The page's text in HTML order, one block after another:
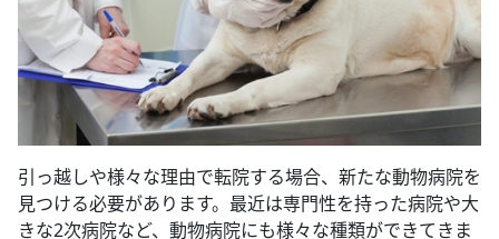
引っ越しや様々な理由で転院する場合、新たな動物病院を
見つける必要があります。最近は専門性を持った病院や大
きな2次病院など、動物病院にも様々な種類ができてきま